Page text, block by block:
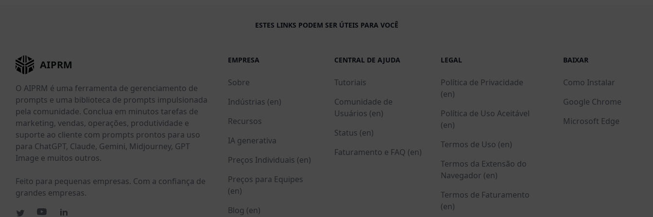
ESTES LINKS PODEM SER ÚTEIS PARA VOCÊ
AIPRM
O AIPRM é uma ferramenta de gerenciamento de
prompts e uma biblioteca de prompts impulsionada
pela comunidade. Conclua em minutos tarefas de
marketing, vendas, operações, produtividade e
suporte ao cliente com prompts prontos para uso
para ChatGPT, Claude, Gemini, Midjourney, GPT
Image e muitos outros.
Feito para pequenas empresas. Com a confiança de
grandes empresas.
EMPRESA
Sobre
Indústrias (en)
Recursos
IA generativa
Preços Individuais (en)
Preços para Equipes
(en)
Blog (en)
CENTRAL DE AJUDA
Tutoriais
Comunidade de
Usuários (en)
Status (en)
Faturamento e FAQ (en)
LEGAL
Política de Privacidade
(en)
Política de Uso Aceitável
(en)
Termos de Uso (en)
Termos da Extensão do
Navegador (en)
Termos de Faturamento
(en)
BAIXAR
Como Instalar
Google Chrome
Microsoft Edge